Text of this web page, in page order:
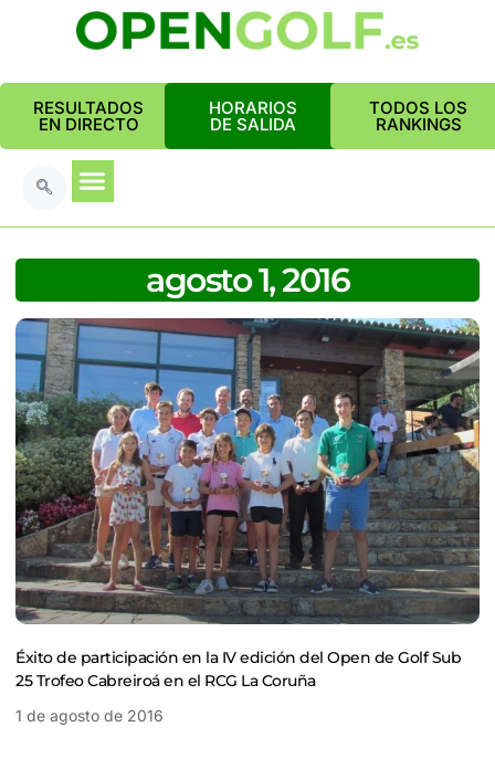
RESULTADOS
EN DIRECTO
HORARIOS
DE SALIDA
TODOS LOS
RANKINGS
agosto 1, 2016
Éxito de participación en la IV edición del Open de Golf Sub
25 Trofeo Cabreiroá en el RCG La Coruña
1 de agosto de 2016